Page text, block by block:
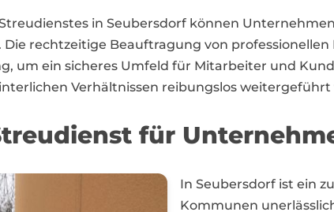
in Seubersdorf können
rechtzeitige Beauftragung von
um ein sicheres Umfeld für Mitarbeiter und
Verhältnissen reibungslos weitergeführt
für
In Seubersdorf ist ein
Kommunen